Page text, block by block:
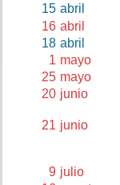
15 abril
16 abril
18 abril
1 mayo
25 mayo
20 junio
21 junio
9 julio